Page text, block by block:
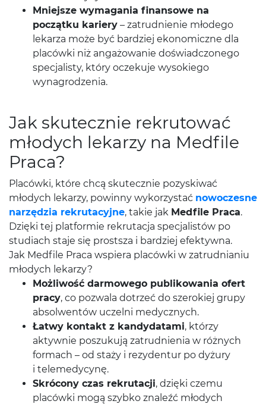
Mniejsze wymagania finansowe na
początku kariery – zatrudnienie młodego
lekarza może być bardziej ekonomiczne dla
placówki niż angażowanie doświadczonego
specjalisty, który oczekuje wysokiego
wynagrodzenia.
Jak skutecznie rekrutować
młodych lekarzy na Medfile
Praca?
Placówki, które chcą skutecznie pozyskiwać
młodych lekarzy, powinny wykorzystać nowoczesne
narzędzia rekrutacyjne, takie jak Medfile Praca.
Dzięki tej platformie rekrutacja specjalistów po
studiach staje się prostsza i bardziej efektywna.
Jak Medfile Praca wspiera placówki w zatrudnianiu
młodych lekarzy?
Możliwość darmowego publikowania ofert
pracy, co pozwala dotrzeć do szerokiej grupy
absolwentów uczelni medycznych.
Łatwy kontakt z kandydatami, którzy
aktywnie poszukują zatrudnienia w różnych
formach – od staży i rezydentur po dyżury
i telemedycynę.
Skrócony czas rekrutacji, dzięki czemu
placówki mogą szybko znaleźć młodych